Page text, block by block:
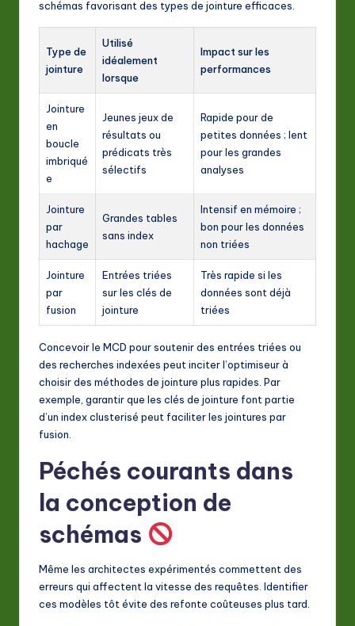
schémas favorisant des types de jointure efficaces.
Type de
jointure
Utilisé
idéalement
lorsque
Impact sur les
performances
Jointure
en
boucle
imbriqué
e
Jeunes jeux de
résultats ou
prédicats très
sélectifs
Rapide pour de
petites données ; lent
pour les grandes
analyses
Jointure
par
hachage
Grandes tables
sans index
Intensif en mémoire ;
bon pour les données
non triées
Jointure
par
fusion
Entrées triées
sur les clés de
jointure
Très rapide si les
données sont déjà
triées
Concevoir le MCD pour soutenir des entrées triées ou
des recherches indexées peut inciter l’optimiseur à
choisir des méthodes de jointure plus rapides. Par
exemple, garantir que les clés de jointure font partie
d’un index clusterisé peut faciliter les jointures par
fusion.
Péchés courants dans
la conception de
schémas
Même les architectes expérimentés commettent des
erreurs qui affectent la vitesse des requêtes. Identifier
ces modèles tôt évite des refonte coûteuses plus tard.